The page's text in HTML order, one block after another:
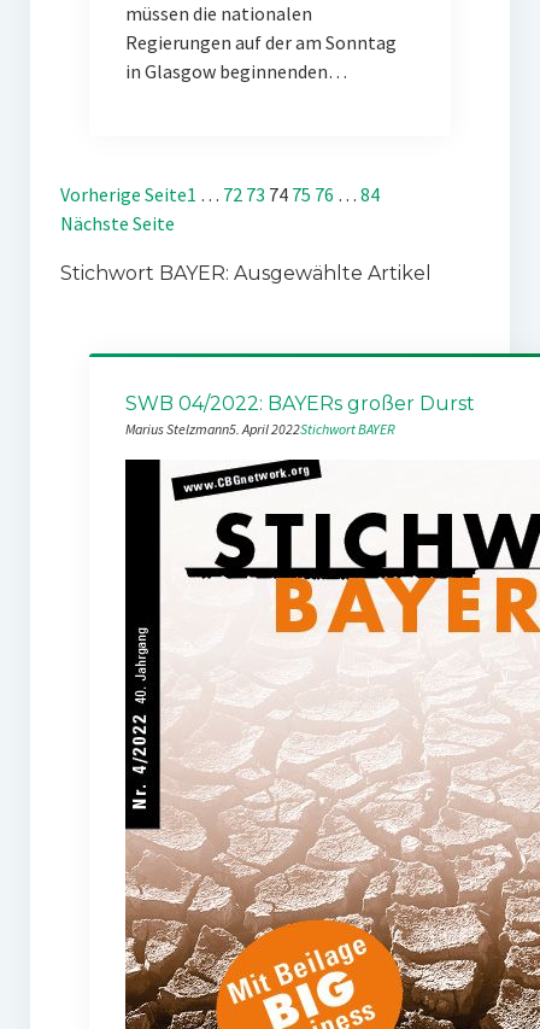
müssen die nationalen
Regierungen auf der am Sonntag
in Glasgow beginnenden…
Vorherige Seite1 … 72 73 74 75 76 … 84
Nächste Seite
Stichwort BAYER: Ausgewählte Artikel
SWB 04/2022: BAYERs großer Durst
Marius Stelzmann5. April 2022Stichwort BAYER